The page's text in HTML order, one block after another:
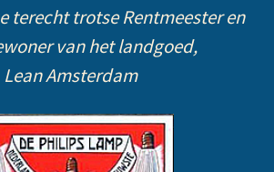
terecht trotse Rentmeester en
van het landgoed,
Lean Amsterdam